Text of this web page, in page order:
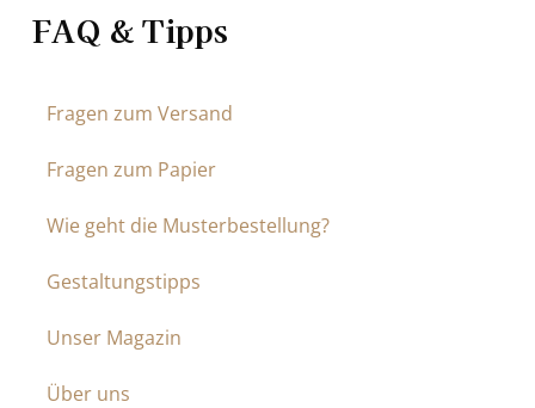
FAQ & Tipps
Fragen zum Versand
Fragen zum Papier
Wie geht die Musterbestellung?
Gestaltungstipps
Unser Magazin
Über uns